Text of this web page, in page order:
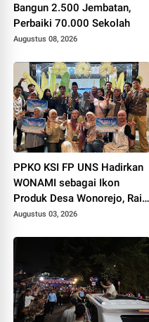
Bangun 2.500 Jembatan,
Perbaiki 70.000 Sekolah
Augustus 08, 2026
PPKO KSI FP UNS Hadirkan
WONAMI sebagai Ikon
Produk Desa Wonorejo, Raih
Tiga Penghargaan di
2026
Augustus 03, 2026